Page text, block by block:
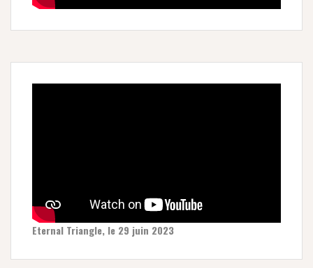
Eternal Triangle, le 29 juin 2023